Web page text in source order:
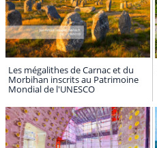
Les mégalithes de Carnac et du
Morbihan inscrits au Patrimoine
Mondial de l'UNESCO